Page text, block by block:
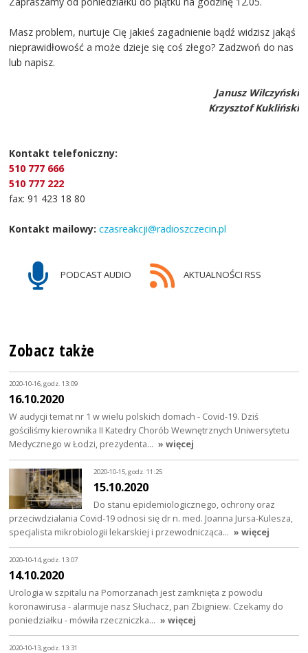
Masz problem, nurtuje Cię jakieś zagadnienie bądź widzisz jakąś
nieprawidłowość a może dzieje się coś złego? Zadzwoń do nas
lub napisz.
Janusz Wilczyński
Krzysztof Kukliński
Kontakt telefoniczny:
510 777 666
510 777 222
fax: 91 423 18 80
Kontakt mailowy: czasreakcji@radioszczecin.pl
PODCAST AUDIO AKTUALNOŚCI RSS
Zobacz także
2020-10-16, godz. 13:09
16.10.2020
W audycji temat nr 1 w wielu polskich domach - Covid-19. Dziś
gościliśmy kierownika II Katedry Chorób Wewnętrznych Uniwersytetu
Medycznego w Łodzi, prezydenta… » więcej
2020-10-15, godz. 11:25
15.10.2020
Do stanu epidemiologicznego, ochrony oraz
przeciwdziałania Covid-19 odnosi się dr n. med. Joanna Jursa-Kulesza,
specjalista mikrobiologii lekarskiej i przewodnicząca… » więcej
2020-10-14, godz. 13:07
14.10.2020
Urologia w szpitalu na Pomorzanach jest zamknięta z powodu
koronawirusa - alarmuje nasz Słuchacz, pan Zbigniew. Czekamy do
poniedziałku - mówiła rzeczniczka… » więcej
2020-10-13, godz. 13:31